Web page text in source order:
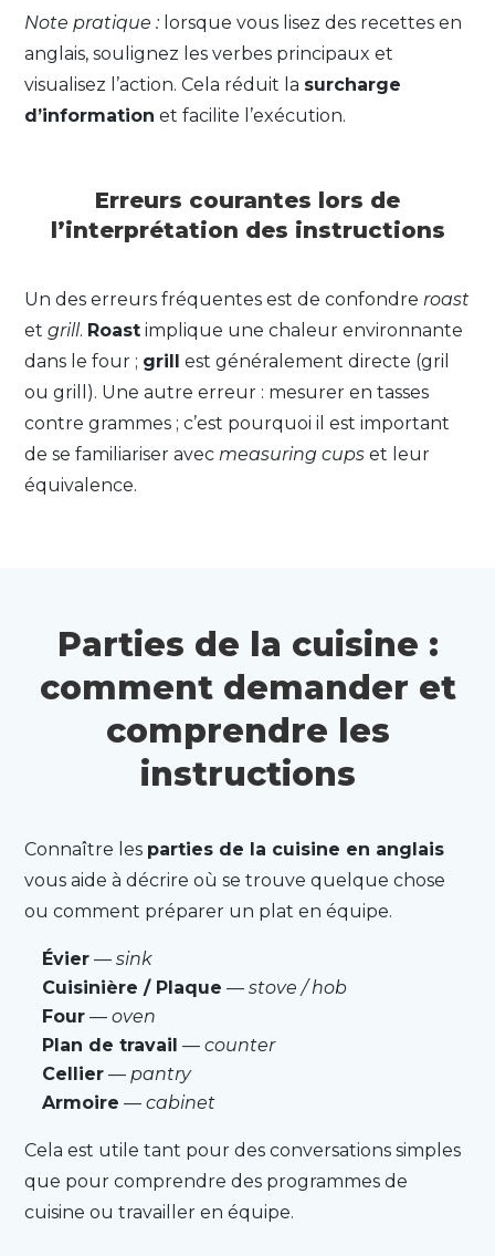
Note pratique : lorsque vous lisez des recettes en
anglais, soulignez les verbes principaux et
visualisez l’action. Cela réduit la surcharge
d’information et facilite l’exécution.
Erreurs courantes lors de
l’interprétation des instructions
Un des erreurs fréquentes est de confondreroast
etgrill. Roast implique une chaleur environnante
dans le four ; grill est généralement directe (gril
ou grill). Une autre erreur : mesurer en tasses
contre grammes ; c’est pourquoi il est important
de se familiariser avecmeasuring cups et leur
équivalence.
Parties de la cuisine :
comment demander et
comprendre les
instructions
Connaître les parties de la cuisine en anglais
vous aide à décrire où se trouve quelque chose
ou comment préparer un plat en équipe.
Évier —sink
Cuisinière / Plaque —stove / hob
Four —oven
Plan de travail —counter
Cellier —pantry
Armoire —cabinet
Cela est utile tant pour des conversations simples
que pour comprendre des programmes de
cuisine ou travailler en équipe.